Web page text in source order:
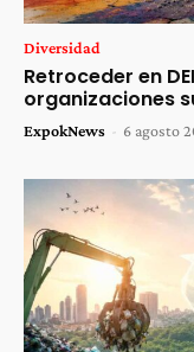
Diversidad
Retroceder en
organizaciones
ExpokNews - 6 agosto